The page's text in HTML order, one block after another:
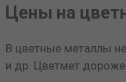
Цены на
В цветные металлы
и др. Цветмет дороже